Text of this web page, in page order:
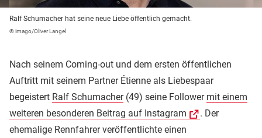
Ralf Schumacher hat seine neue Liebe öffentlich gemacht.
© imago/Oliver Langel
Nach seinem Coming-out und dem ersten öffentlichen
Auftritt mit seinem Partner Étienne als Liebespaar
begeistert Ralf Schumacher(49) seine Follower mit einem
weiteren besonderen Beitrag auf Instagram
. Der
ehemalige Rennfahrer veröffentlichte einen